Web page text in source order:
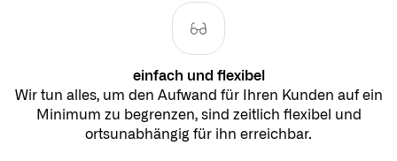
einfach und flexibel
Wir tun alles, um den Aufwand für Ihren Kunden auf ein
Minimum zu begrenzen, sind zeitlich flexibel und
ortsunabhängig für ihn erreichbar.